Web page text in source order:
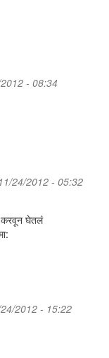
- 08:34
24/2012 - 05:32
करवून घेतलं
2012 - 15:22